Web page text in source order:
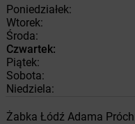
Poniedziałek:
Wtorek:
Środa:
Czwartek:
Piątek:
Sobota:
Niedziela:
Żabka Łódź Adama